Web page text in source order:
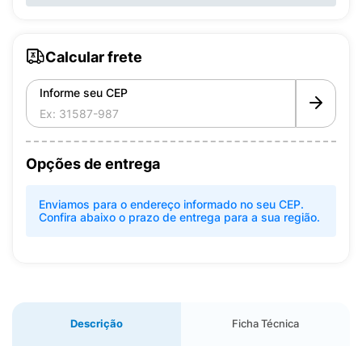
Calcular frete
Informe seu CEP
Opções de entrega
Enviamos para o endereço informado no seu CEP.
Confira abaixo o prazo de entrega para a sua região.
Descrição Ficha Técnica